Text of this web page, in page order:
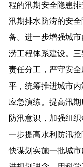
程的汛期安全隐患
汛期排水防涝的安
备。进一步增强城
涝工程体系建设。
责任分工，严守安
平，统筹推进城市
应急演练。提高汛
防汛意识，加强组
一步提高水利防汛
快谋划实施一批城